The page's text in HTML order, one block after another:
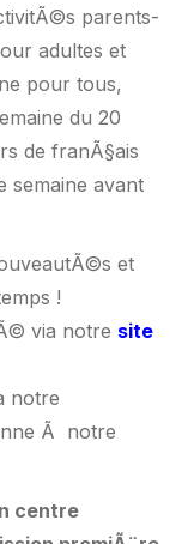
parents-
adultes et
pour tous,
du 20
de franÃ§ais
semaine avant
et
!
via notre site
notre
Ã notre
centre